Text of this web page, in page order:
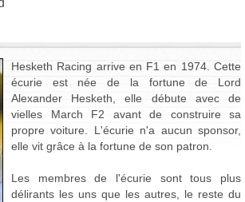
Hesketh Racing arrive en F1 en 1974. Cette
écurie est née de la fortune de Lord
Alexander Hesketh, elle débute avec de
vielles March F2 avant de construire sa
propre voiture. L'écurie n'a aucun sponsor,
elle vit grâce à la fortune de son patron.
Les membres de l'écurie sont tous plus
délirants les uns que les autres, le reste du